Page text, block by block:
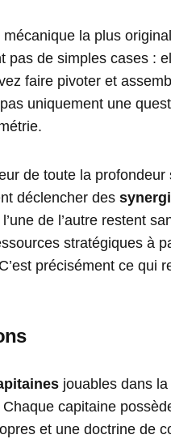
la plus
pas de simples cases :
faire pivoter et
uniquement une
de toute la profondeur
déclencher des
de l’autre restent
stratégiques à
précisément ce qui
jouables dans
capitaine
et une doctrine de